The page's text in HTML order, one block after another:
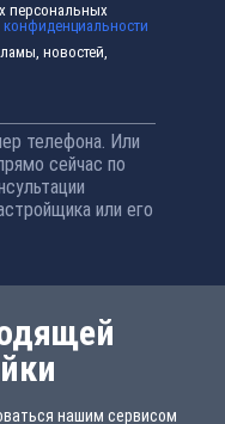
персональных
новостей,
телефона. Или
сейчас по
или его
нашим сервисом